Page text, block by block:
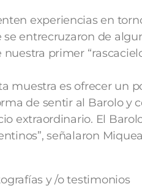
experiencias en
se entrecruzaron de
primer
muestra es ofrecer un
de sentir al Barolo y
extraordinario. El
señalaron
y /o testimonios